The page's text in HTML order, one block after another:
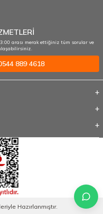
arası merak ettiğiniz tüm sorular ve
889 4618
Hazırlanmıştır.